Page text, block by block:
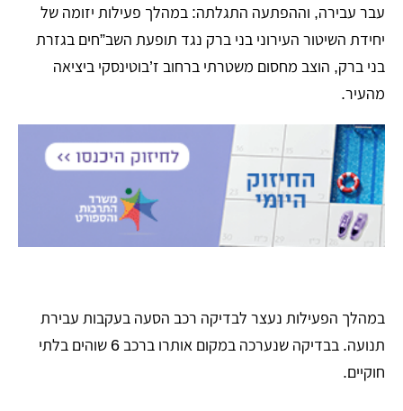
עבר עבירה, וההפתעה התגלתה: במהלך פעילות יזומה של
יחידת השיטור העירוני בני ברק נגד תופעת השב”חים בגזרת
בני ברק, הוצב מחסום משטרתי ברחוב ז’בוטינסקי ביציאה
מהעיר.
במהלך הפעילות נעצר לבדיקה רכב הסעה בעקבות עבירת
תנועה. בבדיקה שנערכה במקום אותרו ברכב 6 שוהים בלתי
חוקיים.